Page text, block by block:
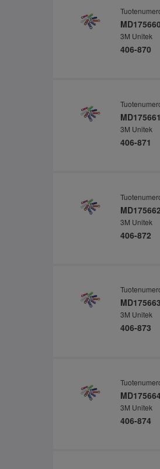
MD175660
3M Unitek
406-870
MD175661
3M Unitek
406-871
MD175662
3M Unitek
406-872
MD175663
3M Unitek
406-873
3M Unitek
406-874